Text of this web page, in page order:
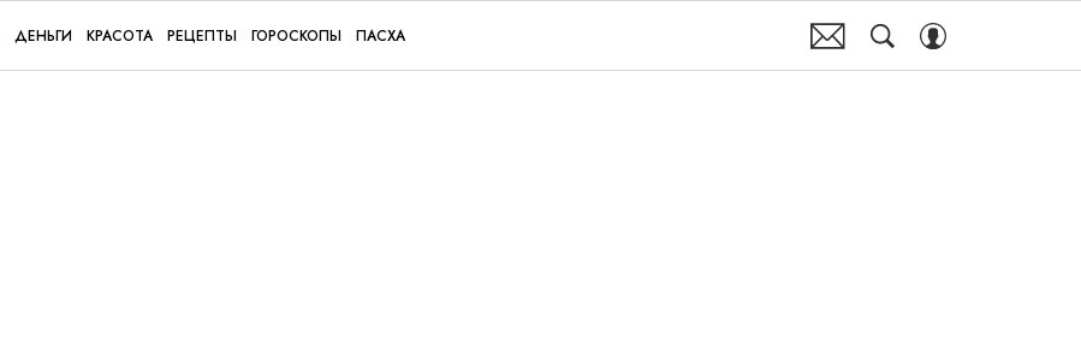
ДЕНЬГИ КРАСОТА РЕЦЕПТЫ ГОРОСКОПЫ ПАСХА